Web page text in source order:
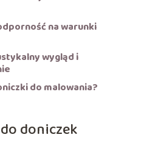
na warunki
wygląd i
do malowania?
doniczek